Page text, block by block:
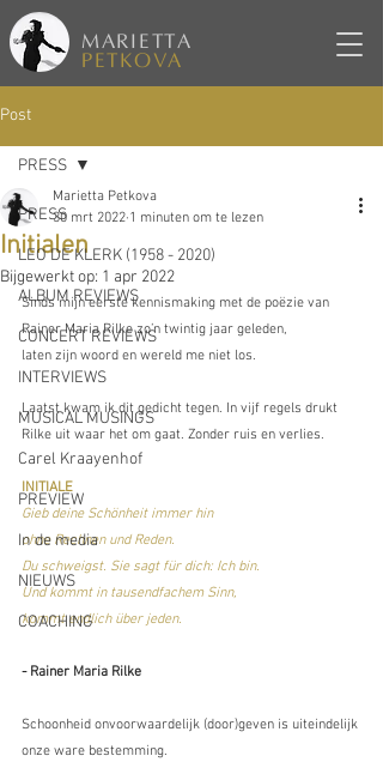
MARIETTA
PETKOVA
Post
PRESS
LEO DE KLERK (1958 - 2020)
ALBUM REVIEWS
CONCERT REVIEWS
INTERVIEWS
MUSICAL MUSINGS
Carel Kraayenhof
PREVIEW
In de media
NIEUWS
COACHING
PRESS
Initialen
Marietta Petkova
30 mrt 2022 1 minuten om te lezen
Bijgewerkt op: 1 apr 2022
Sinds mijn eerste kennismaking met de poëzie van
Rainer Maria Rilke zo’n twintig jaar geleden,
laten zijn woord en wereld me niet los.
Laatst kwam ik dit gedicht tegen. In vijf regels drukt
Rilke uit waar het om gaat. Zonder ruis en verlies.
INITIALE
Gieb deine Schönheit immer hin
ohne Rechnen und Reden.
Du schweigst. Sie sagt für dich: Ich bin.
Und kommt in tausendfachem Sinn,
kommt endlich über jeden.
- Rainer Maria Rilke
Schoonheid onvoorwaardelijk (door)geven is uiteindelijk
onze ware bestemming.